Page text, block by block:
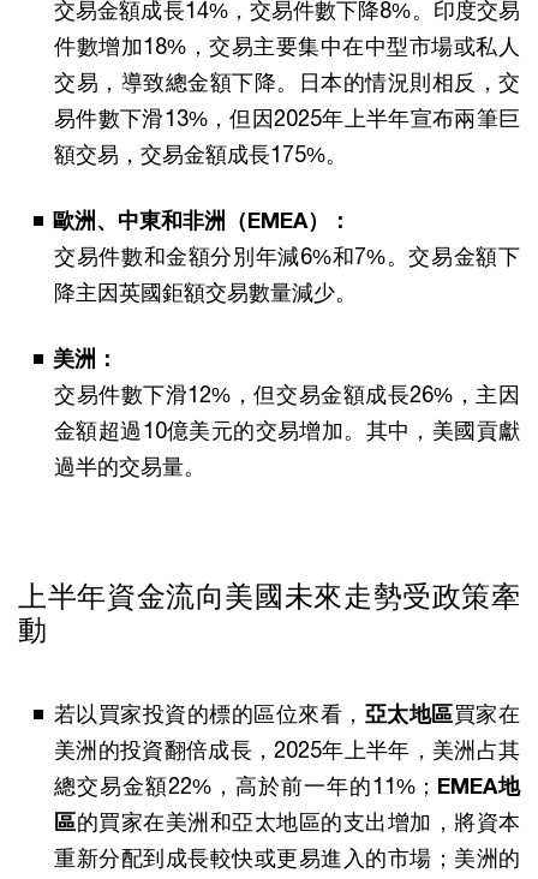
交易金額成長14%，交易件數下降8%。印度交易
件數增加18%，交易主要集中在中型市場或私人
交易，導致總金額下降。日本的情況則相反，交
易件數下滑13%，但因2025年上半年宣布兩筆巨
額交易，交易金額成長175%。
歐洲、中東和非洲（EMEA）：
交易件數和金額分別年減6%和7%。交易金額下
降主因英國鉅額交易數量減少。
美洲：
交易件數下滑12%，但交易金額成長26%，主因
金額超過10億美元的交易增加。其中，美國貢獻
過半的交易量。
上半年資金流向美國未來走勢受政策牽
動
若以買家投資的標的區位來看， 亞太地區買家在
美洲的投資翻倍成長，2025年上半年，美洲占其
總交易金額22%，高於前一年的11%； EMEA地
區的買家在美洲和亞太地區的支出增加，將資本
重新分配到成長較快或更易進入的市場；美洲的